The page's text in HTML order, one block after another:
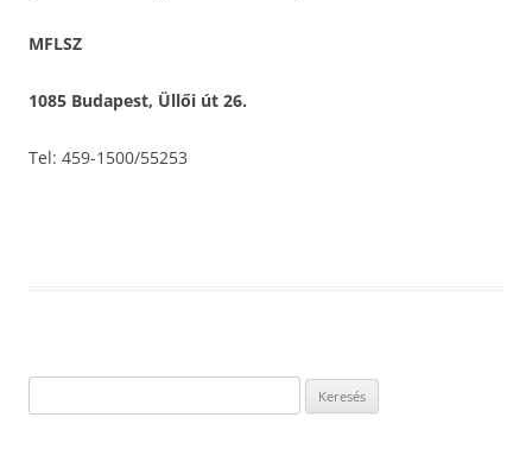
MFLSZ
1085 Budapest, Üllői út 26.
Tel: 459-1500/55253